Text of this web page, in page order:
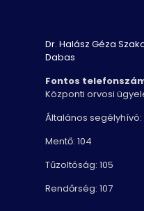
Dr. Halász Géza
Dabas
Fontos
Központi orvosi
Általános segélyhívó:
Mentő: 104
Tűzoltóság: 105
Rendőrség: 107